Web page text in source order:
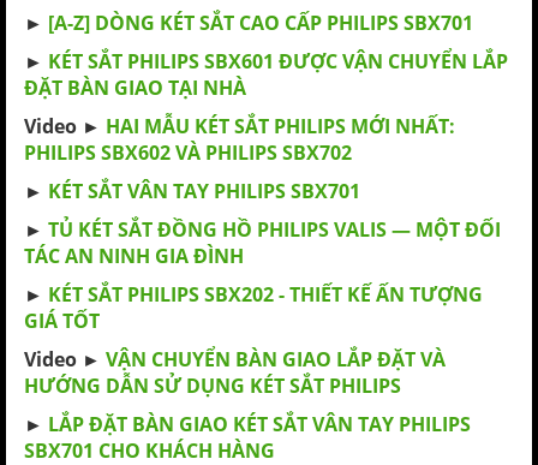
► [A-Z] DÒNG KÉT SẮT CAO CẤP PHILIPS SBX701
► KÉT SẮT PHILIPS SBX601 ĐƯỢC VẬN CHUYỂN LẮP
ĐẶT BÀN GIAO TẠI NHÀ
Video ► HAI MẪU KÉT SẮT PHILIPS MỚI NHẤT:
PHILIPS SBX602 VÀ PHILIPS SBX702
► KÉT SẮT VÂN TAY PHILIPS SBX701
► TỦ KÉT SẮT ĐỒNG HỒ PHILIPS VALIS — MỘT ĐỐI
TÁC AN NINH GIA ĐÌNH
► KÉT SẮT PHILIPS SBX202 - THIẾT KẾ ẤN TƯỢNG
GIÁ TỐT
Video ► VẬN CHUYỂN BÀN GIAO LẮP ĐẶT VÀ
HƯỚNG DẪN SỬ DỤNG KÉT SẮT PHILIPS
► LẮP ĐẶT BÀN GIAO KÉT SẮT VÂN TAY PHILIPS
SBX701 CHO KHÁCH HÀNG